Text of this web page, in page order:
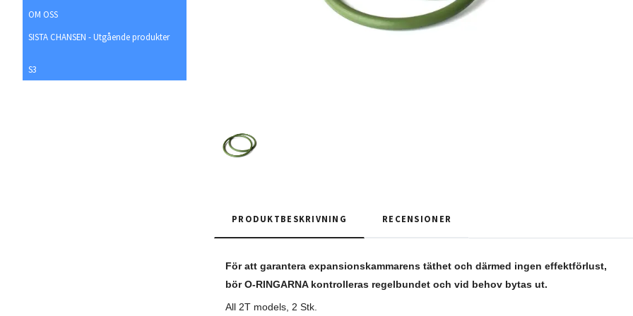
OM OSS
SISTA CHANSEN - Utgående produkter
S3
PRODUKTBESKRIVNING RECENSIONER
För att garantera expansionskammarens täthet och därmed ingen effektförlust,
bör O-RINGARNA kontrolleras regelbundet och vid behov bytas ut.
All 2T models, 2 Stk.